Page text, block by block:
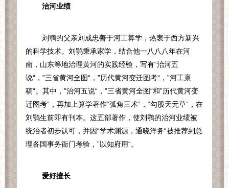
治河业绩
刘鹗的父亲刘成忠善于河工算学，热衷于西方新兴
的科学技术。刘鹗秉承家学，结合他一八八八年在河
南，山东等地治理黄河的实践经验，写有“治河五
说“，”三省黄河全图“，”历代黄河变迁图考“，”河工禀
稿“。其中，”治河五说“，”三省黄河全图“和”历代黄河变
迁图考“，再加上算学著作“弧角三术”，“勾股天元草”，在
刘鹗生前即有刊本。这五部著作，使刘鹗的治河业绩被
统治者初步认可，并因“学术渊源，通晓洋务“被推荐到总
理各国事务衙门考验，”以知府用“。
爱好擅长